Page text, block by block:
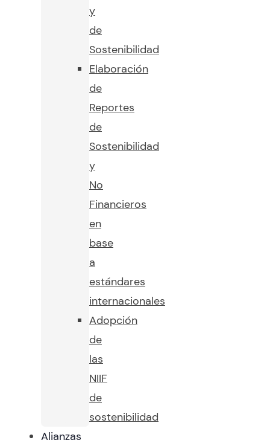
y
de
Sostenibilidad
Elaboración
de
Reportes
de
Sostenibilidad
y
No
Financieros
en
base
a
estándares
internacionales
Adopción
de
las
NIIF
de
sostenibilidad
Alianzas